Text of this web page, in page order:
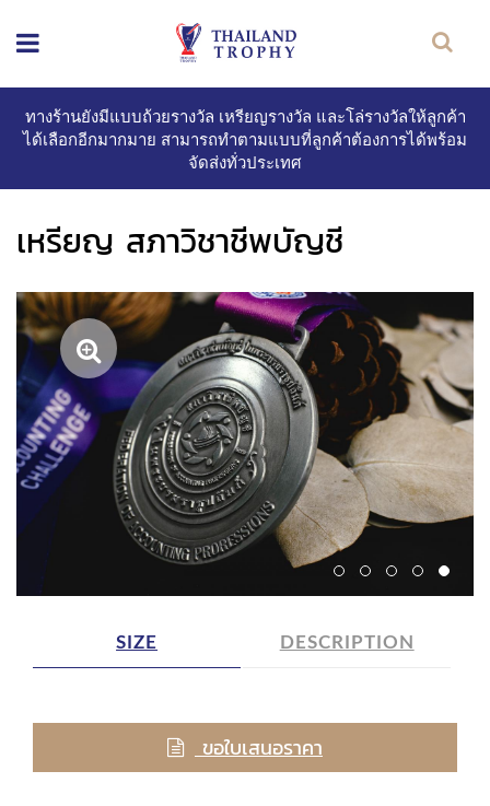
ทางร้านยังมีแบบถ้วยรางวัล เหรียญรางวัล และโล่รางวัลให้ลูกค้า
ได้เลือกอีกมากมาย สามารถทำตามแบบที่ลูกค้าต้องการได้พร้อม
จัดส่งทั่วประเทศ
เหรียญ สภาวิชาชีพบัญชี
SIZE DESCRIPTION
ขอใบเสนอราคา